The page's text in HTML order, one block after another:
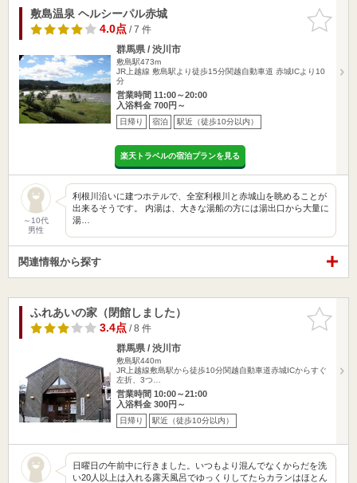
お気に入
りに追加
敷島温泉 ヘルシーパル赤城
4.0点/ 7 件
群馬県 / 渋川市
敷島駅473m
JR上越線 敷島駅より徒歩15分関越自動車道 赤城ICより10
分
営業時間 11:00～20:00
入浴料金 700円～
日帰り 宿泊 駅近（徒歩10分以内）
楽天トラベルの宿泊プランを見る
～10代
男性
利根川沿いに建つホテルで、全室利根川と赤城山を眺めることが
出来るそうです。 内湯は、大きな湯船の方には湯出口から大量に
湯…
関連情報から探す
お気に入
りに追加
ふれあいの家（閉館しました）
3.4点/ 8 件
群馬県 / 渋川市
敷島駅440m
JR上越線敷島駅から徒歩10分関越自動車道赤城ICからすぐ
左折、3つ…
営業時間 10:00～21:00
入浴料金 300円～
日帰り 駅近（徒歩10分以内）
日曜日の午前中に行きました。いつもより混んでなくからだを洗
い20人以上は入れる露天風呂でゆっくりしてたらカランはほとん